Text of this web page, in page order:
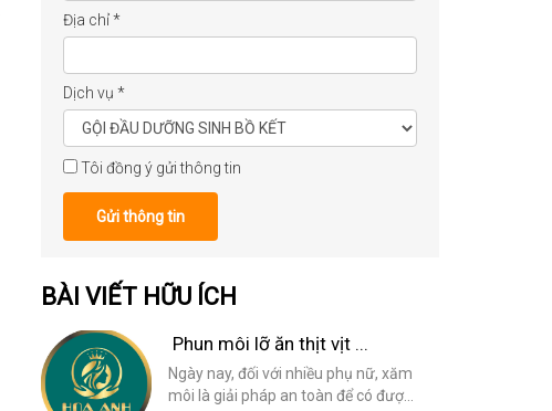
Địa chỉ*
Dịch vụ *
Tôi đồng ý gửi thông tin
Gửi thông tin
BÀI VIẾT HỮU ÍCH
Phun môi lỡ ăn thịt vịt ...
Ngày nay, đối với nhiều phụ nữ, xăm
môi là giải pháp an toàn để có đượ...